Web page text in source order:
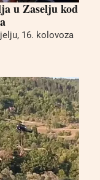
u Zaselju kod
16. kolovoza